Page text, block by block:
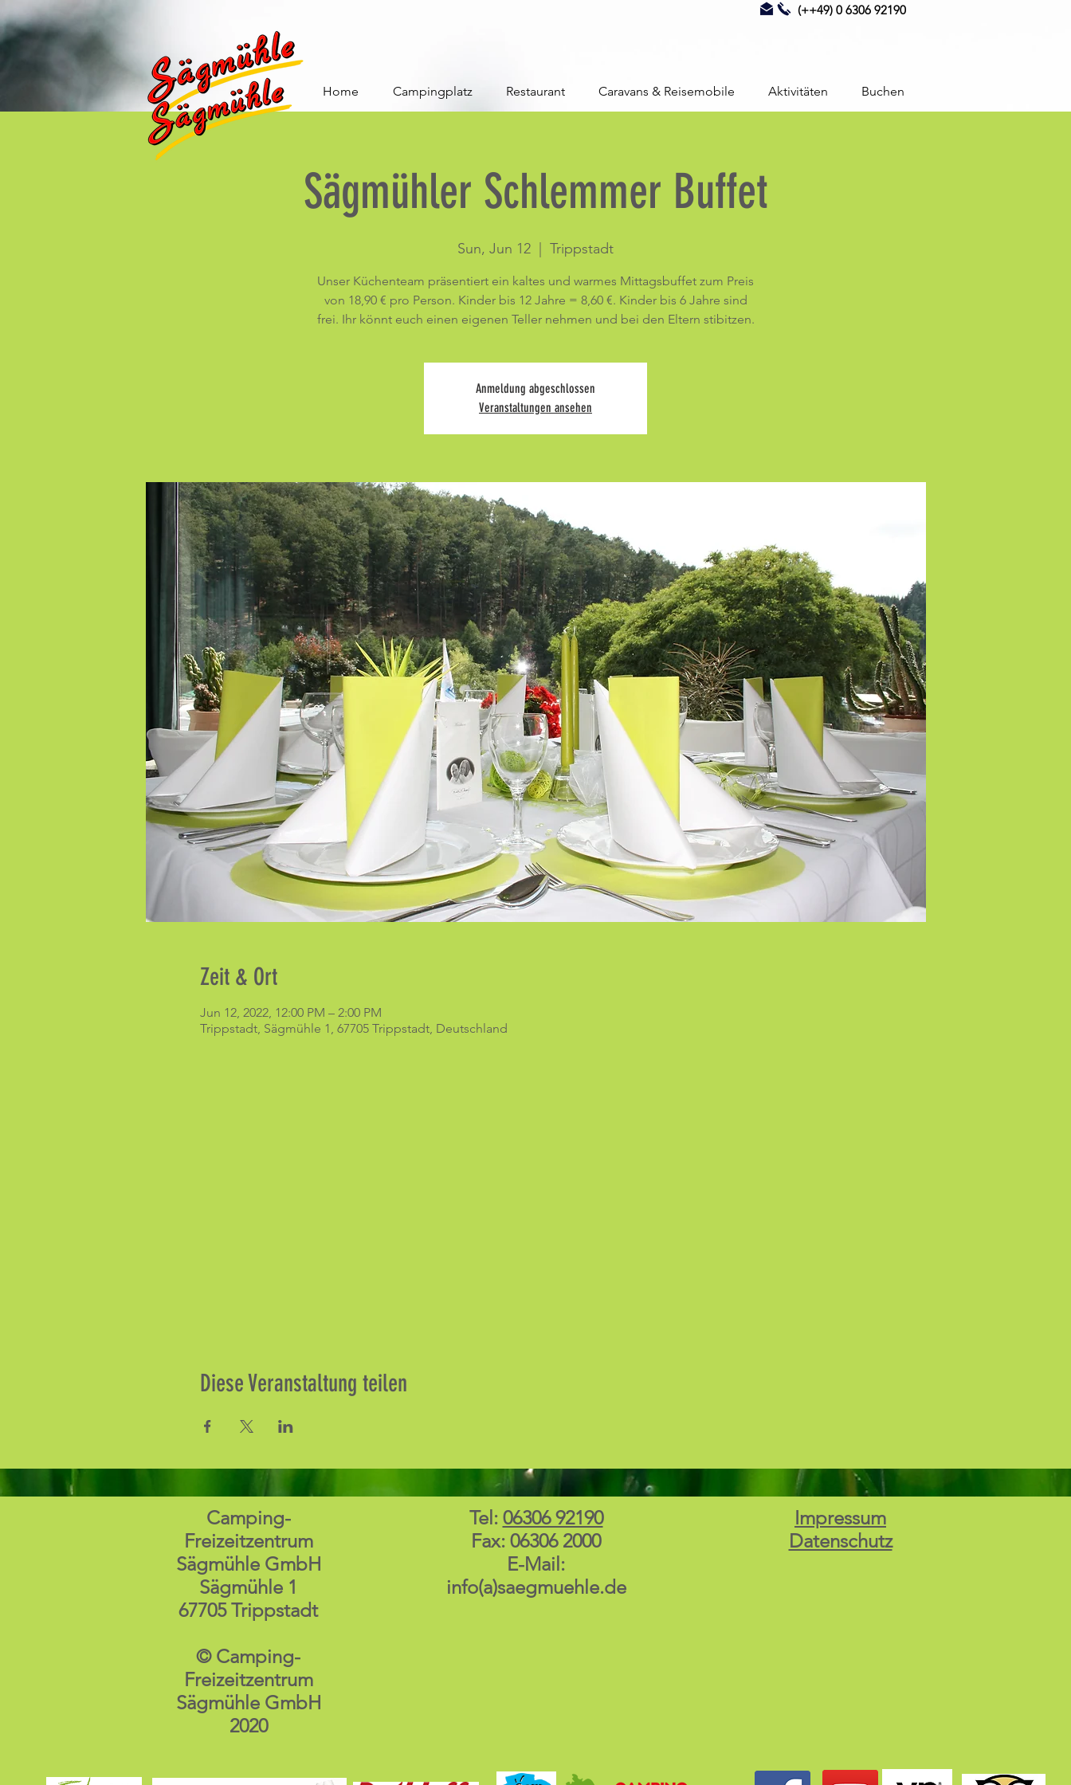
(++49) 0 6306 92190
Home Campingplatz Restaurant Caravans & Reisemobile Aktivitäten Buchen
Sägmühler Schlemmer Buffet
Sun, Jun 12 Trippstadt
Unser Küchenteam präsentiert ein kaltes und warmes Mittagsbuffet zum Preis
von 18,90 € pro Person. Kinder bis 12 Jahre = 8,60 €. Kinder bis 6 Jahre sind
frei. Ihr könnt euch einen eigenen Teller nehmen und bei den Eltern stibitzen.
Anmeldung abgeschlossen
Veranstaltungen ansehen
Zeit & Ort
Jun 12, 2022, 12:00 PM – 2:00 PM
Trippstadt, Sägmühle 1, 67705 Trippstadt, Deutschland
Diese Veranstaltung teilen
Camping-
Freizeitzentrum
Sägmühle GmbH
Sägmühle 1
67705 Trippstadt
© Camping-
Freizeitzentrum
Sägmühle GmbH
2020
Tel: 06306 92190
Fax: 06306 2000
E-Mail:
info(a)saegmuehle.de
Impressum
Datenschutz